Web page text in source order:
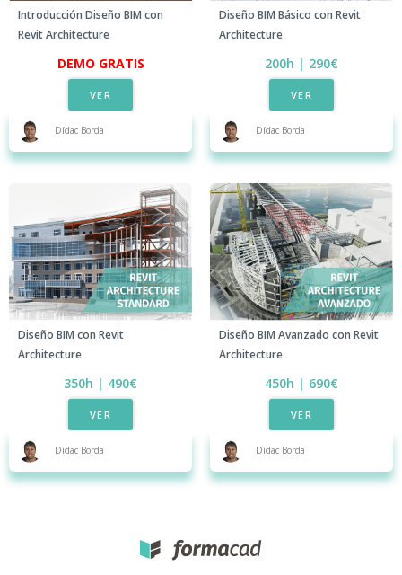
Introducción Diseño BIM con
Revit Architecture
DEMO GRATIS
VER
Dídac Borda
Diseño BIM Básico con Revit
Architecture
200h | 290€​
VER
Dídac Borda
Diseño BIM con Revit
Architecture
350h | 490€
VER
Dídac Borda
Diseño BIM Avanzado con Revit
Architecture
450h | 690€​
VER
Dídac Borda